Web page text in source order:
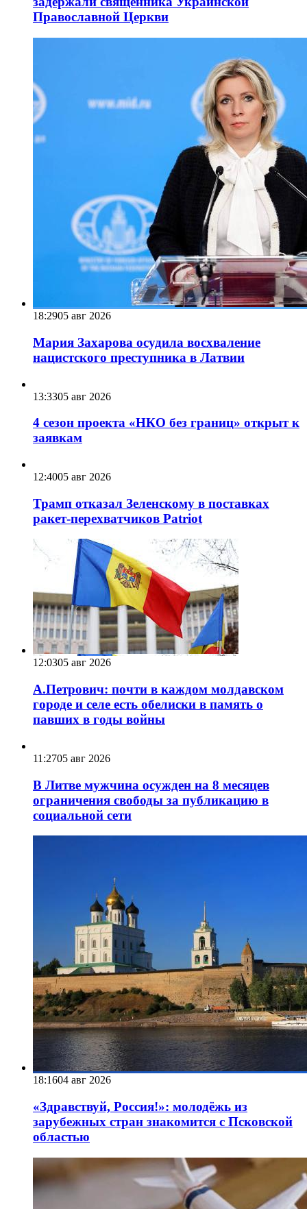
Православной Церкви
18:2905 авг 2026
Мария Захарова осудила восхваление
нацистского преступника в Латвии
13:3305 авг 2026
4 сезон проекта «НКО без границ» открыт к
заявкам
12:4005 авг 2026
Трамп отказал Зеленскому в поставках
ракет-перехватчиков Patriot
12:0305 авг 2026
А.Петрович: почти в каждом молдавском
городе и селе есть обелиски в память о
павших в годы войны
11:2705 авг 2026
В Литве мужчина осужден на 8 месяцев
ограничения свободы за публикацию в
социальной сети
18:1604 авг 2026
«Здравствуй, Россия!»: молодёжь из
зарубежных стран знакомится с Псковской
областью